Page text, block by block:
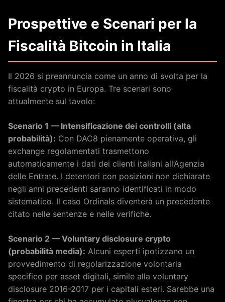
Prospettive e Scenari per la
Fiscalità Bitcoin in Italia
Il 2026 si preannuncia come un anno di svolta per la
fiscalità crypto in Europa. Tre scenari sono
attualmente sul tavolo:
Scenario 1 — Intensificazione dei controlli (alta
probabilità): Con DAC8 pienamente operativa, gli
exchange regolamentati trasmettono
automaticamente i dati dei clienti italiani all’Agenzia
delle Entrate. I detentori con posizioni non dichiarate
negli anni precedenti saranno identificati in modo
sistematico. Il caso Ordinals diventerà un precedente
citato nelle sentenze e nelle verifiche.
Scenario 2 — Voluntary disclosure crypto
(probabilità media): Alcuni esperti ipotizzano un
provvedimento di regolarizzazione volontaria
specifico per asset digitali, simile alla voluntary
disclosure 2016-2017 per i capitali esteri. Sarebbe una